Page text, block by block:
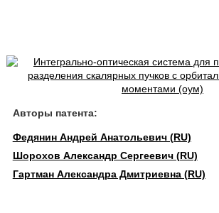
Авторы патента:
Федянин Андрей Анатольевич (RU)
Шорохов Александр Сергеевич (RU)
Гартман Александра Дмитриевна (RU)